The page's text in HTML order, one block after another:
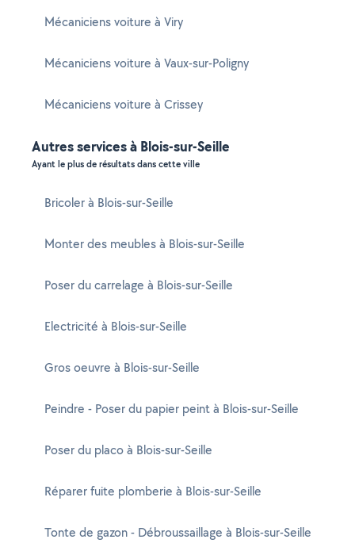
Mécaniciens voiture à Viry
Mécaniciens voiture à Vaux-sur-Poligny
Mécaniciens voiture à Crissey
Autres services à Blois-sur-Seille
Ayant le plus de résultats dans cette ville
Bricoler à Blois-sur-Seille
Monter des meubles à Blois-sur-Seille
Poser du carrelage à Blois-sur-Seille
Electricité à Blois-sur-Seille
Gros oeuvre à Blois-sur-Seille
Peindre - Poser du papier peint à Blois-sur-Seille
Poser du placo à Blois-sur-Seille
Réparer fuite plomberie à Blois-sur-Seille
Tonte de gazon - Débroussaillage à Blois-sur-Seille